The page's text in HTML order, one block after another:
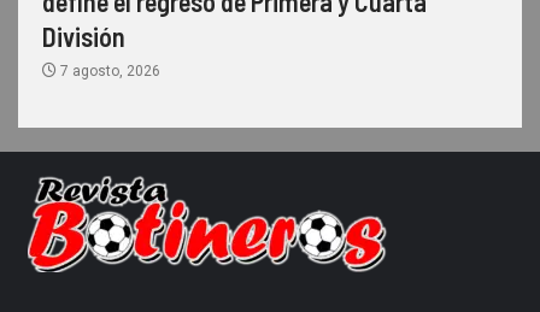
División
7 agosto, 2026